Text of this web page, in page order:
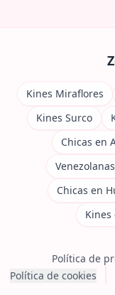
Kines Miraflores
Kines Surco
Chicas en
Chicas en
Kines
Política de
Política de cookies